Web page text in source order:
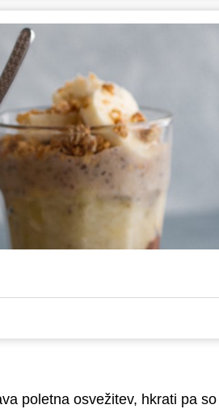
poletna osvežitev, hkrati pa so